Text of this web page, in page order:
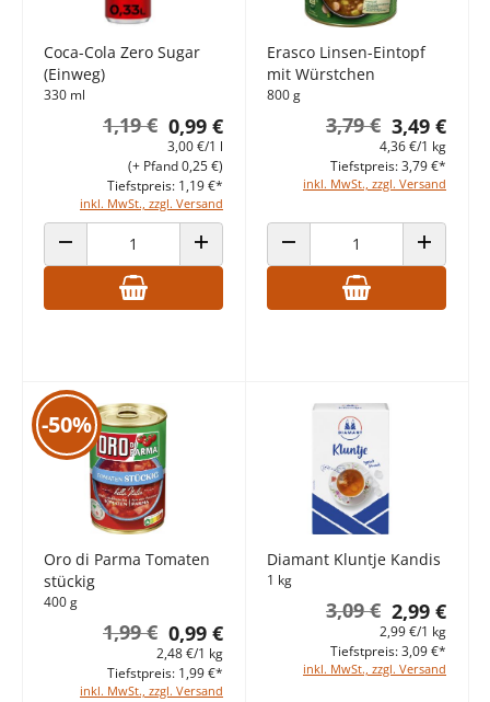
Coca-Cola Zero Sugar
(Einweg)
330 ml
0,99 €
1,19 €
3,00 €/1 l
inkl. MwSt., zzgl. Versand
(+ Pfand 0,25 €)
Tiefstpreis: 1,19 €*
ANZAHL VERRINGERN ANZAHL ERHÖHEN
Erasco Linsen-Eintopf
mit Würstchen
800 g
3,49 €
3,79 €
4,36 €/1 kg
inkl. MwSt., zzgl. Versand
Tiefstpreis: 3,79 €*
ANZAHL VERRINGERN ANZAHL
-50%
Oro di Parma Tomaten
stückig
400 g
0,99 €
1,99 €
2,48 €/1 kg
inkl. MwSt., zzgl. Versand
Tiefstpreis: 1,99 €*
Diamant Kluntje Kandis
1 kg
2,99 €
3,09 €
2,99 €/1 kg
inkl. MwSt., zzgl. Versand
Tiefstpreis: 3,09 €*